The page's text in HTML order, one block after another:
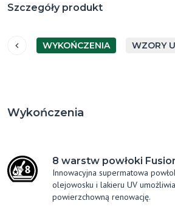
Szczegóły produkt
WYKOŃCZENIA WZORY
Wykończenia
8 warstw powłoki
Innowacyjna supermatowa
olejowosku i lakieru UV
powierzchowną renowację.